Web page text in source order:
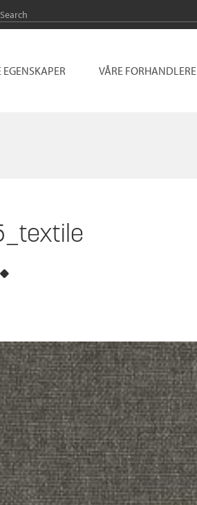
EGENSKAPER VÅRE FORHANDLERE